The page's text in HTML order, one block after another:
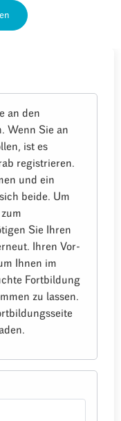
an den
Wenn Sie an
ist es
registrieren.
und ein
beide. Um
Sie Ihren
Ihren Vor-
Ihnen im
Fortbildung
zu lassen.